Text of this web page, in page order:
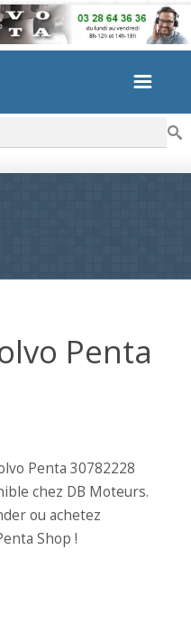
Penta
Penta 30782228
chez DB Moteurs.
ou achetez
Shop !